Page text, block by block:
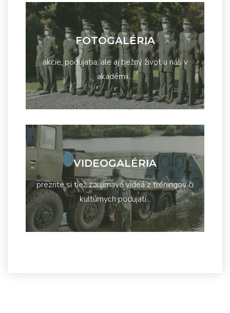
FOTOGALÉRIA
akcie, podujatia, ale aj bežný život u nás v
akadémii...
VIDEOGALÉRIA
prezrite si tiež zaujímavé videá z tréningov či
kultúrnych podujatí...